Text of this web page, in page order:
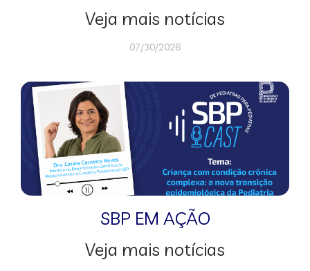
Veja mais notícias
07/30/2026
SBP EM AÇÃO
Veja mais notícias